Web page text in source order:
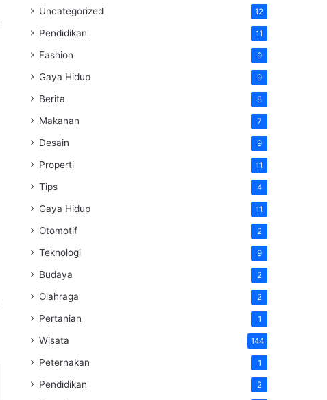
Uncategorized 12
Pendidikan 11
Fashion 9
Gaya Hidup 9
Berita 8
Makanan 7
Desain 9
Properti 11
Tips 4
Gaya Hidup 11
Otomotif 2
Teknologi 9
Budaya 2
Olahraga 2
Pertanian 1
Wisata 144
Peternakan 1
Pendidikan 2